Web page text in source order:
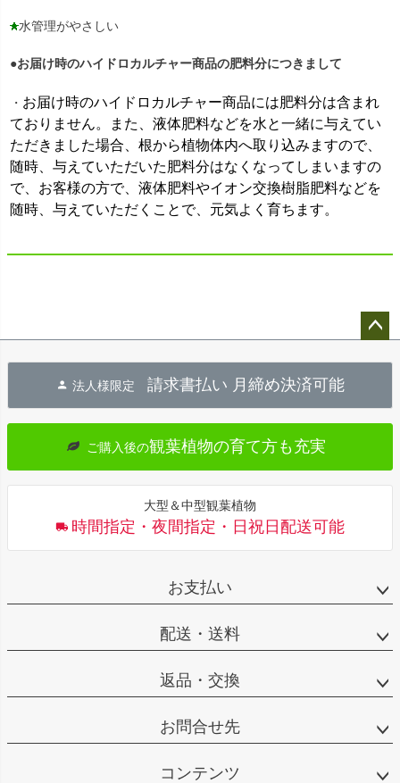
水管理がやさしい
●お届け時のハイドロカルチャー商品の肥料分につきまして
・ お届け時のハイドロカルチャー商品には肥料分は含まれ
ておりません。また、液体肥料などを水と一緒に与えてい
ただきました場合、根から植物体内へ取り込みますので、
随時、与えていただいた肥料分はなくなってしまいますの
で、お客様の方で、液体肥料やイオン交換樹脂肥料などを
随時、与えていただくことで、元気よく育ちます。
へ
法人様限定 請求書払い 月締め決済可能
ご購入後の観葉植物の育て方も充実
大型＆中型観葉植物
時間指定・夜間指定・日祝日配送可能
お支払い
配送・送料
返品・交換
お問合せ先
コンテンツ